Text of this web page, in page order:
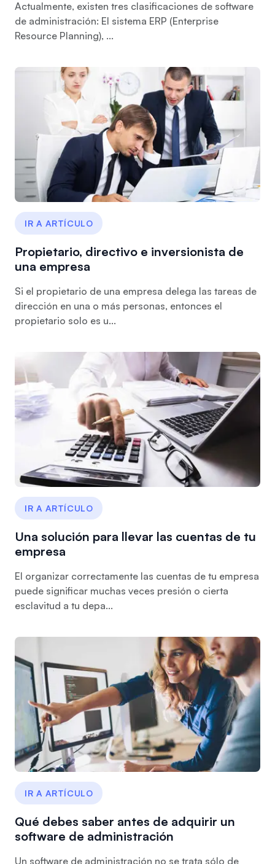
Actualmente, existen tres clasificaciones de software
de administración: El sistema ERP (Enterprise
Resource Planning), ...
IR A ARTÍCULO
Propietario, directivo e inversionista de
una empresa
Si el propietario de una empresa delega las tareas de
dirección en una o más personas, entonces el
propietario solo es u...
IR A ARTÍCULO
Una solución para llevar las cuentas de tu
empresa
El organizar correctamente las cuentas de tu empresa
puede significar muchas veces presión o cierta
esclavitud a tu depa...
IR A ARTÍCULO
Qué debes saber antes de adquirir un
software de administración
Un software de administración no se trata sólo de